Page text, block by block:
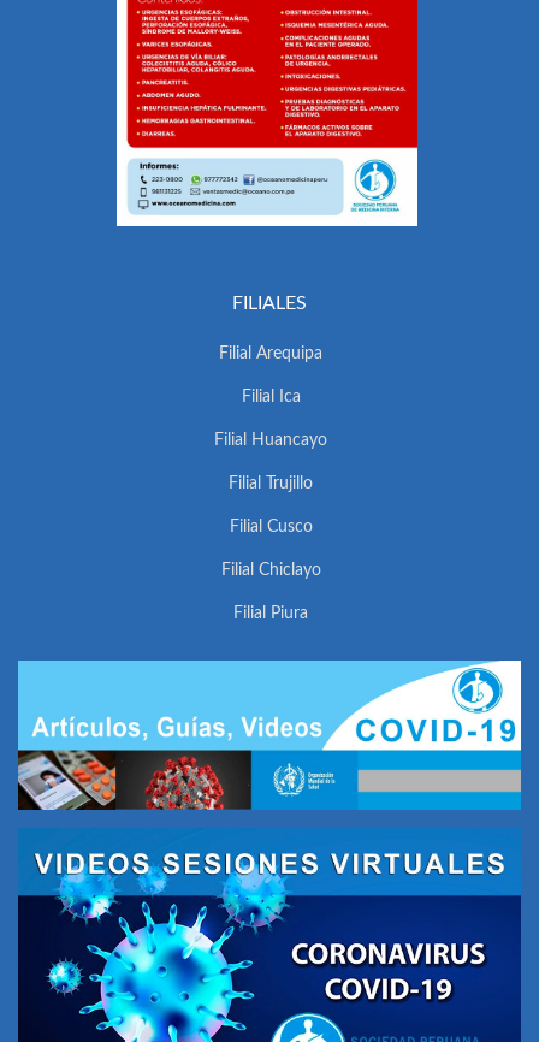
FILIALES
Filial Arequipa
Filial Ica
Filial Huancayo
Filial Trujillo
Filial Cusco
Filial Chiclayo
Filial Piura